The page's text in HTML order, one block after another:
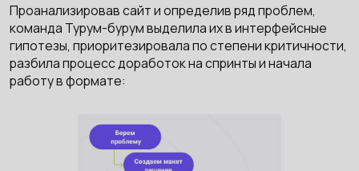
Проанализировав сайт и определив ряд проблем,
команда Турум-бурум выделила их в интерфейсные
гипотезы, приоритезировала по степени критичности,
разбила процесс доработок на спринты и начала
работу в формате: